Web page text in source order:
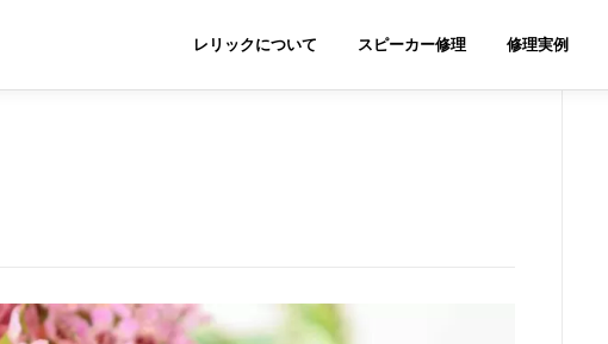
レリックについて スピーカー修理 修理実例